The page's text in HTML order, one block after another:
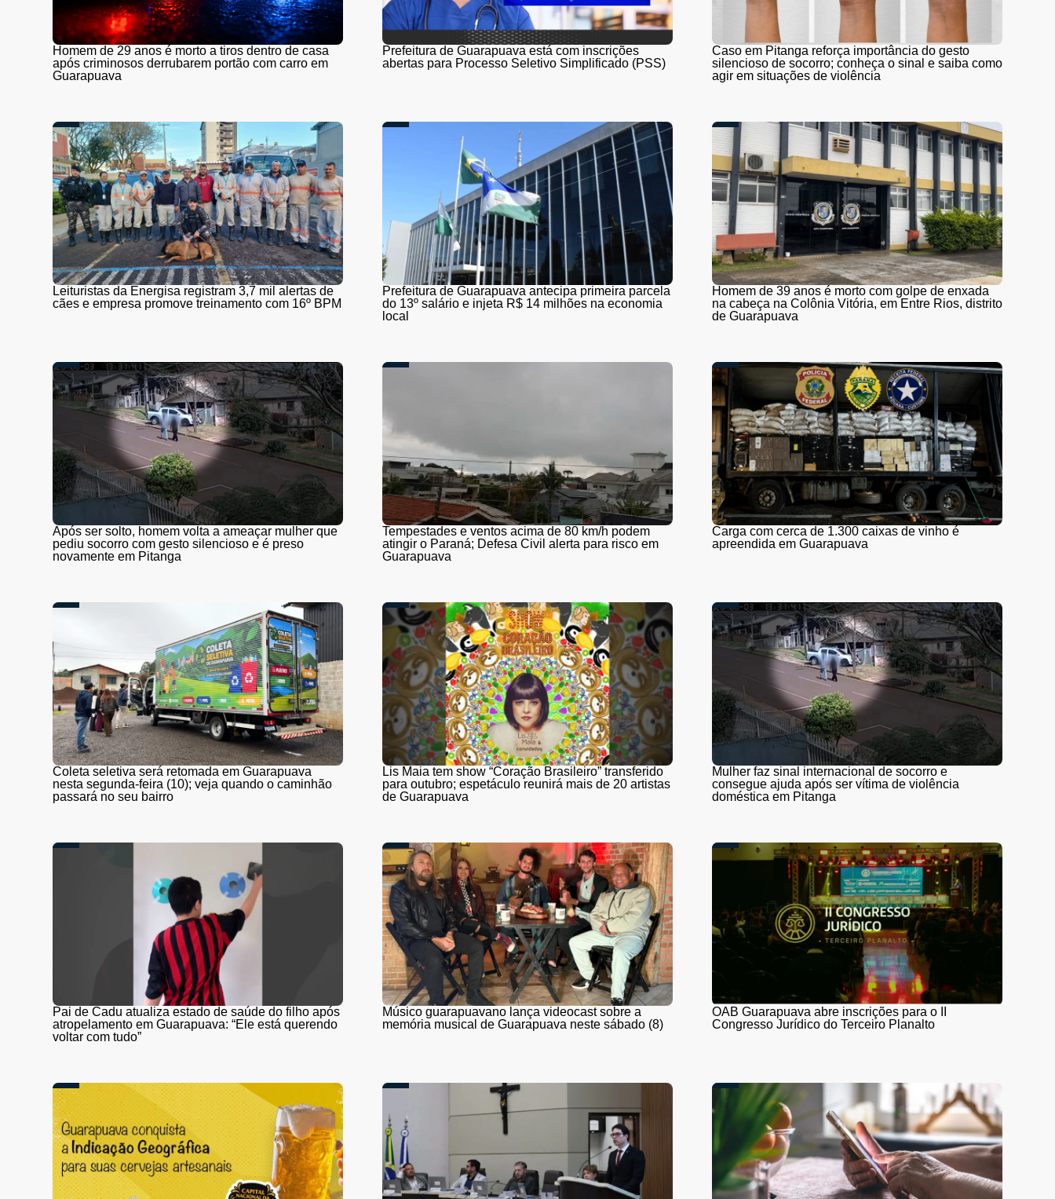
Homem de 29 anos é morto a tiros dentro de casa
após criminosos derrubarem portão com carro em
Guarapuava
Prefeitura de Guarapuava está com inscrições
abertas para Processo Seletivo Simplificado (PSS)
Caso em Pitanga reforça importância do gesto
silencioso de socorro; conheça o sinal e saiba como
agir em situações de violência
Leituristas da Energisa registram 3,7 mil alertas de
cães e empresa promove treinamento com 16º BPM
Prefeitura de Guarapuava antecipa primeira parcela
do 13º salário e injeta R$ 14 milhões na economia
local
Homem de 39 anos é morto com golpe de enxada
na cabeça na Colônia Vitória, em Entre Rios, distrito
de Guarapuava
Após ser solto, homem volta a ameaçar mulher que
pediu socorro com gesto silencioso e é preso
novamente em Pitanga
Tempestades e ventos acima de 80 km/h podem
atingir o Paraná; Defesa Civil alerta para risco em
Guarapuava
Carga com cerca de 1.300 caixas de vinho é
apreendida em Guarapuava
Coleta seletiva será retomada em Guarapuava
nesta segunda-feira (10); veja quando o caminhão
passará no seu bairro
Lis Maia tem show “Coração Brasileiro” transferido
para outubro; espetáculo reunirá mais de 20 artistas
de Guarapuava
Mulher faz sinal internacional de socorro e
consegue ajuda após ser vítima de violência
doméstica em Pitanga
Pai de Cadu atualiza estado de saúde do filho após
atropelamento em Guarapuava: “Ele está querendo
voltar com tudo”
Músico guarapuavano lança videocast sobre a
memória musical de Guarapuava neste sábado (8)
OAB Guarapuava abre inscrições para o II
Congresso Jurídico do Terceiro Planalto